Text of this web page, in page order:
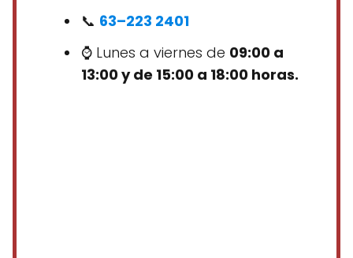
📞 63–223 2401
⌚ Lunes a viernes de 09:00 a
13:00 y de 15:00 a 18:00 horas.